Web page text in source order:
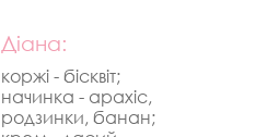
Діана:
коржі - бісквіт;
начинка - арахіс,
родзинки, банан;